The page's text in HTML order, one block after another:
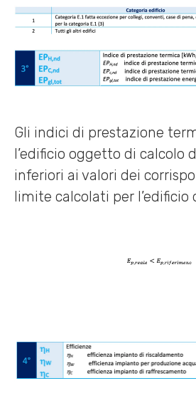
Gli indici di prestazione
l’edificio oggetto di calcolo
inferiori ai valori dei
limite calcolati per